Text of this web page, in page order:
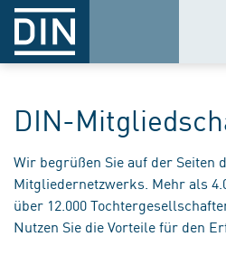
DIN-
Wir begrüßen Sie auf der Seiten
Mitgliedernetzwerks. Mehr als
über 12.000
Nutzen Sie die Vorteile für den